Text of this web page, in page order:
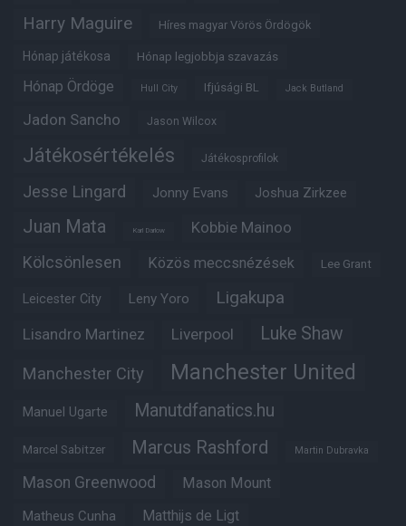
Harry Maguire Híres magyar Vörös Ördögök
Hónap játékosa Hónap legjobbja szavazás
Hónap Ördöge Hull City Ifjúsági BL Jack Butland
Jadon Sancho Jason Wilcox
Játékosértékelés Játékosprofilok
Jesse Lingard Jonny Evans Joshua Zirkzee
Juan Mata Karl Darlow Kobbie Mainoo
Kölcsönlesen Közös meccsnézések Lee Grant
Leicester City Leny Yoro Ligakupa
Lisandro Martinez Liverpool Luke Shaw
Manchester City Manchester United
Manuel Ugarte Manutdfanatics.hu
Marcel Sabitzer Marcus Rashford Martin Dubravka
Mason Greenwood Mason Mount
Matheus Cunha Matthijs de Ligt